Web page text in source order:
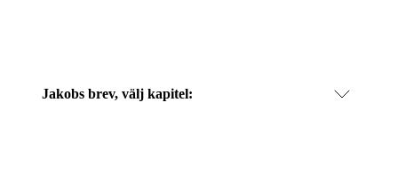
Jakobs brev, välj kapitel: